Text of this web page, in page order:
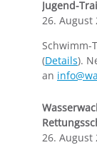
Jugend-
26. August
Schwimm-
(Details).
an
26. August